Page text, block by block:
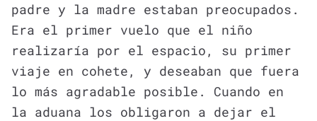
padre y la madre estaban preocupados.
Era el primer vuelo que el niño
realizaría por el espacio, su primer
viaje en cohete, y deseaban que fuera
lo más agradable posible. Cuando en
la aduana los obligaron a dejar el